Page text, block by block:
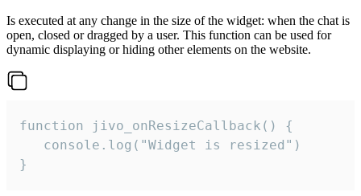
Is executed at any change in the size of the widget: when the chat is
open, closed or dragged by a user. This function can be used for
dynamic displaying or hiding other elements on the website.
function jivo_onResizeCallback() {
   console.log("Widget is resized")
}